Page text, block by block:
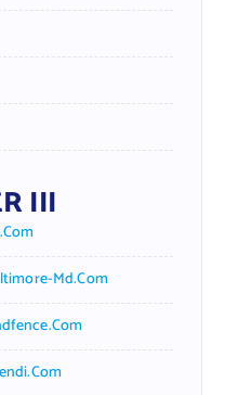
III
Md.com